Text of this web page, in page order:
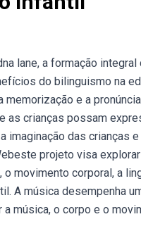
lane, a formação
do bilinguismo na
e a
crianças possam
imaginação das crianças
projeto visa
movimento corporal, a
A música desempenha
música, o corpo e o